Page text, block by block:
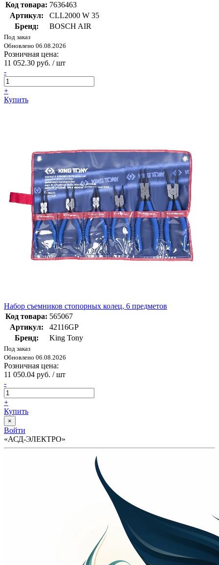
Код товара: 7636463
Артикул:
CLL2000 W 35
Бренд:
BOSCH AIR
Под заказ
Обновлено 06.08.2026
Розничная цена:
11 052.30 руб. / шт
-
+
Купить
Набор съемников стопорных колец, 6 предметов
Код товара: 565067
Артикул:
42116GP
Бренд:
King Tony
Под заказ
Обновлено 06.08.2026
Розничная цена:
11 050.04 руб. / шт
-
+
Купить
×
Войти
«АСД-ЭЛЕКТРО»